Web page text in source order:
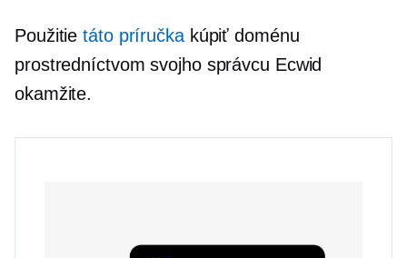
Použitietáto príručkakúpiť doménu
prostredníctvom svojho správcu Ecwid
okamžite.